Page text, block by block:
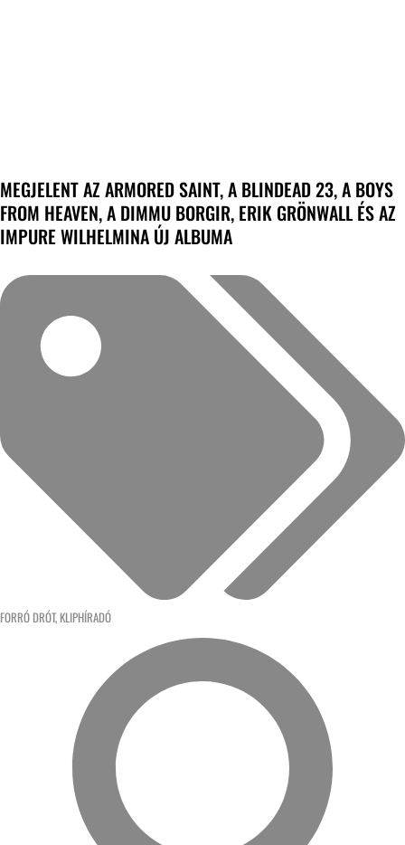
MEGJELENT AZ ARMORED SAINT, A BLINDEAD 23, A BOYS
FROM HEAVEN, A DIMMU BORGIR, ERIK GRÖNWALL ÉS AZ
IMPURE WILHELMINA ÚJ ALBUMA
FORRÓ DRÓT, KLIPHÍRADÓ